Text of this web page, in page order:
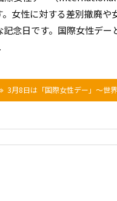
。女性に対する差別撤廃や
念日です。 国際女性デー
3月8日は「国際女性デー」～世